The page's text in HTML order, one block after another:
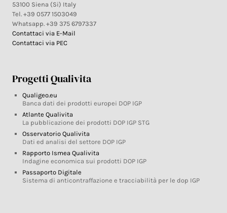
53100 Siena (Si) Italy
Tel. +39 0577 1503049
Whatsapp. +39 375 6797337
Contattaci via E-Mail
Contattaci via PEC
Progetti Qualivita
Qualigeo.eu
Banca dati dei prodotti europei DOP IGP
Atlante Qualivita
La pubblicazione dei prodotti DOP IGP STG
Osservatorio Qualivita
Dati ed analisi del settore DOP IGP
Rapporto Ismea Qualivita
Indagine economica sui prodotti DOP IGP
Passaporto Digitale
Sistema di anticontraffazione e tracciabilità per le dop IGP